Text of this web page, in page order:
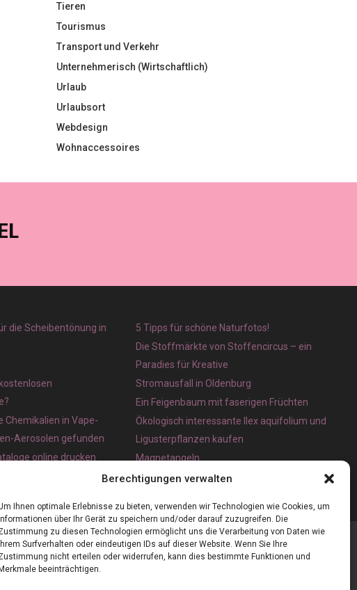
Berechtigungen verwalten
Ihnen optimale Erlebnisse zu bieten, verwenden wir Technologien wie Cookies, um
Informationen über Ihr Gerät zu speichern und/oder darauf zuzugreifen. Die
zu diesen Technologien ermöglicht uns die Verarbeitung von Daten wie
Ihrem Surfverhalten oder eindeutigen IDs auf dieser Website. Wenn Sie Ihre
nicht erteilen oder widerrufen, kann dies bestimmte Funktionen und
Merkmale beeinträchtigen.
Tieren
Tourismus
Transport und Verkehr
Unternehmerisch (Wirtschaftlich)
Urlaub
Urlaubsort
Webdesign
Wohnaccessoires
die Scheibentönung in
Chemikalien in Vape-
Aerosolen gefunden
online drucken
in eine App für iOS
5 Tipps für schöne Naturfotos!
Die Stoffmärkte von Stoffencircus – ein
Paradies für Kreative
Stromausfall in Oldenburg
Ein Feigenbaum mit faserigen Früchten
Ökologisch interessante Ilex aquifolium und
Ligusterpflanzen kaufen
Magnetangeln